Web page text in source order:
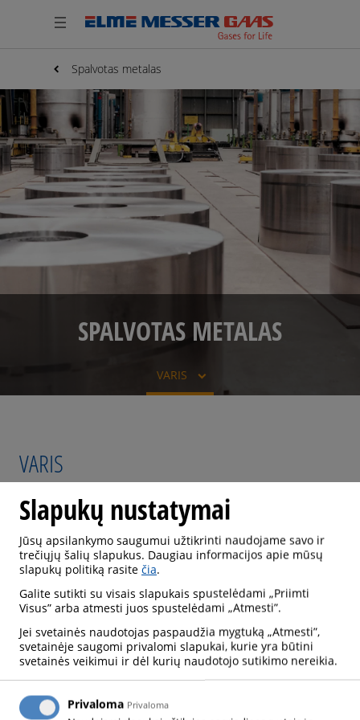
Spalvotas metalas
SPALVOTAS METALAS
VARIS
VARIS
Vario gamyba vykdoma keliais etapais. Varis
gaminamas iš vario rūdos (pirminio vario) arba vario
laužo (antrinio vario). Pirminio vario gamybos metu
vario koncentratas naudojamas ir po skrudinimo
sumažinamas iki vario lizdinės plokštelės. Antriniam
vario gamybai vario laužas, šlakas, nuodegos, dulkės
ar srutos išlydomi kartu su koksu ir šlaką
formuojančiais priedais.
Slapukų nustatymai
Jūsų apsilankymo saugumui užtikrinti naudojame savo ir
trečiųjų šalių slapukus. Daugiau informacijos apie mūsų
slapukų politiką rasite čia.
Galite sutikti su visais slapukais spustelėdami „Priimti
Visus” arba atmesti juos spustelėdami „Atmesti”.
Jei svetainės naudotojas paspaudžia mygtuką „Atmesti”,
svetainėje saugomi privalomi slapukai, kurie yra būtini
svetainės veikimui ir dėl kurių naudotojo sutikimo nereikia.
Privaloma Privaloma